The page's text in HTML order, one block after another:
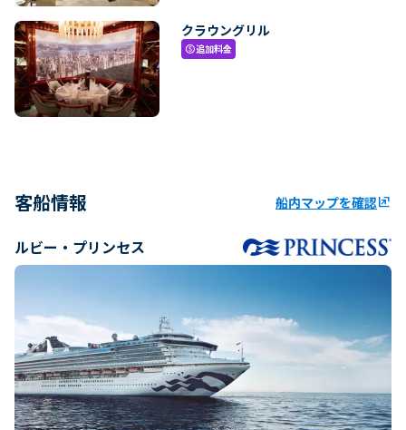
クラウングリル
paid追加料金
客船情報 船内マップを確認ungroup
ルビー・プリンセス